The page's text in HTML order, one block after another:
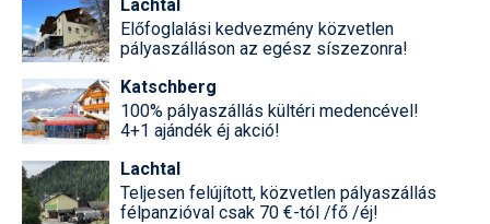
Lachtal
Előfoglalási kedvezmény közvetlen
pályaszálláson az egész síszezonra!
Katschberg
100% pályaszállás kültéri medencével!
4+1 ajándék éj akció!
Lachtal
Teljesen felújított, közvetlen pályaszállás
félpanzióval csak 70 €-tól /fő /éj!